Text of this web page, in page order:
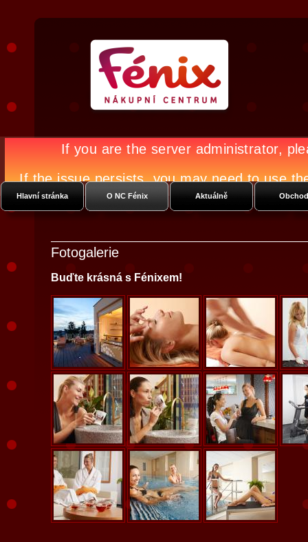
Nákupní Centrum Fénix
Vysočanská
Hlavní stránka O NC Fénix Aktuálně
Fotogalerie
Buďte krásná s Fénixem!